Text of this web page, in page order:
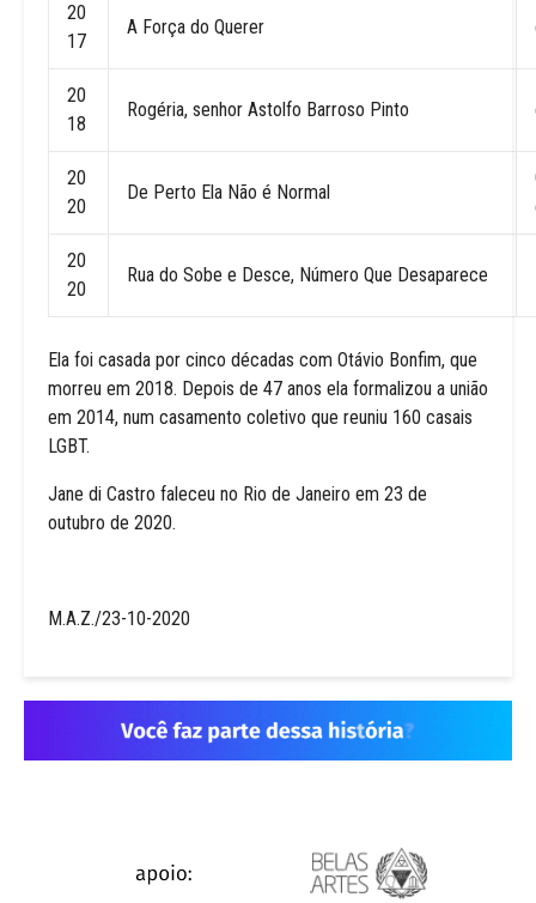
20
17
A Força do Querer
20
18
Rogéria, senhor Astolfo Barroso Pinto
20
20
De Perto Ela Não é Normal
20
20
Rua do Sobe e Desce, Número Que Desaparece
Ela foi casada por cinco décadas com Otávio Bonfim, que
morreu em 2018. Depois de 47 anos ela formalizou a união
em 2014, num casamento coletivo que reuniu 160 casais
LGBT.
Jane di Castro faleceu no Rio de Janeiro em 23 de
outubro de 2020.
M.A.Z./23-10-2020